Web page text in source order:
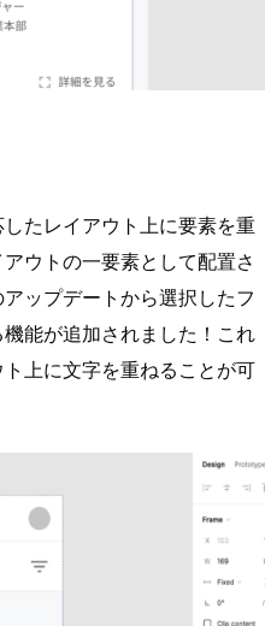
たレイアウト上に要素を重
ウトの一要素として配置さ
ップデートから選択したフ
能が追加されました！これ
上に文字を重ねることが可